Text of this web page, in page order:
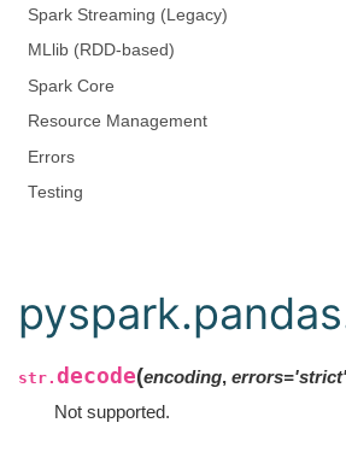
Spark Streaming (Legacy)
MLlib (RDD-based)
Spark Core
Resource Management
Errors
Testing
str. decode(encoding, errors='strict'
Not supported.